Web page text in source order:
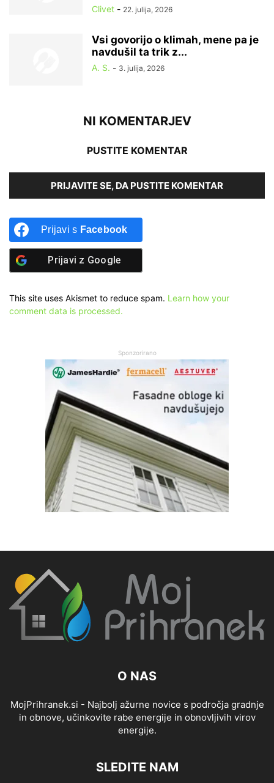
Clivet - 22. julija, 2026
Vsi govorijo o klimah, mene pa je
navdušil ta trik z...
A. S. - 3. julija, 2026
NI KOMENTARJEV
PUSTITE KOMENTAR
PRIJAVITE SE, DA PUSTITE KOMENTAR
Prijavi s Facebook
Prijavi z Google
This site uses Akismet to reduce spam. Learn how your
comment data is processed.
Sponzorirano
O NAS
MojPrihranek.si - Najbolj ažurne novice s področja gradnje
in obnove, učinkovite rabe energije in obnovljivih virov
energije.
SLEDITE NAM